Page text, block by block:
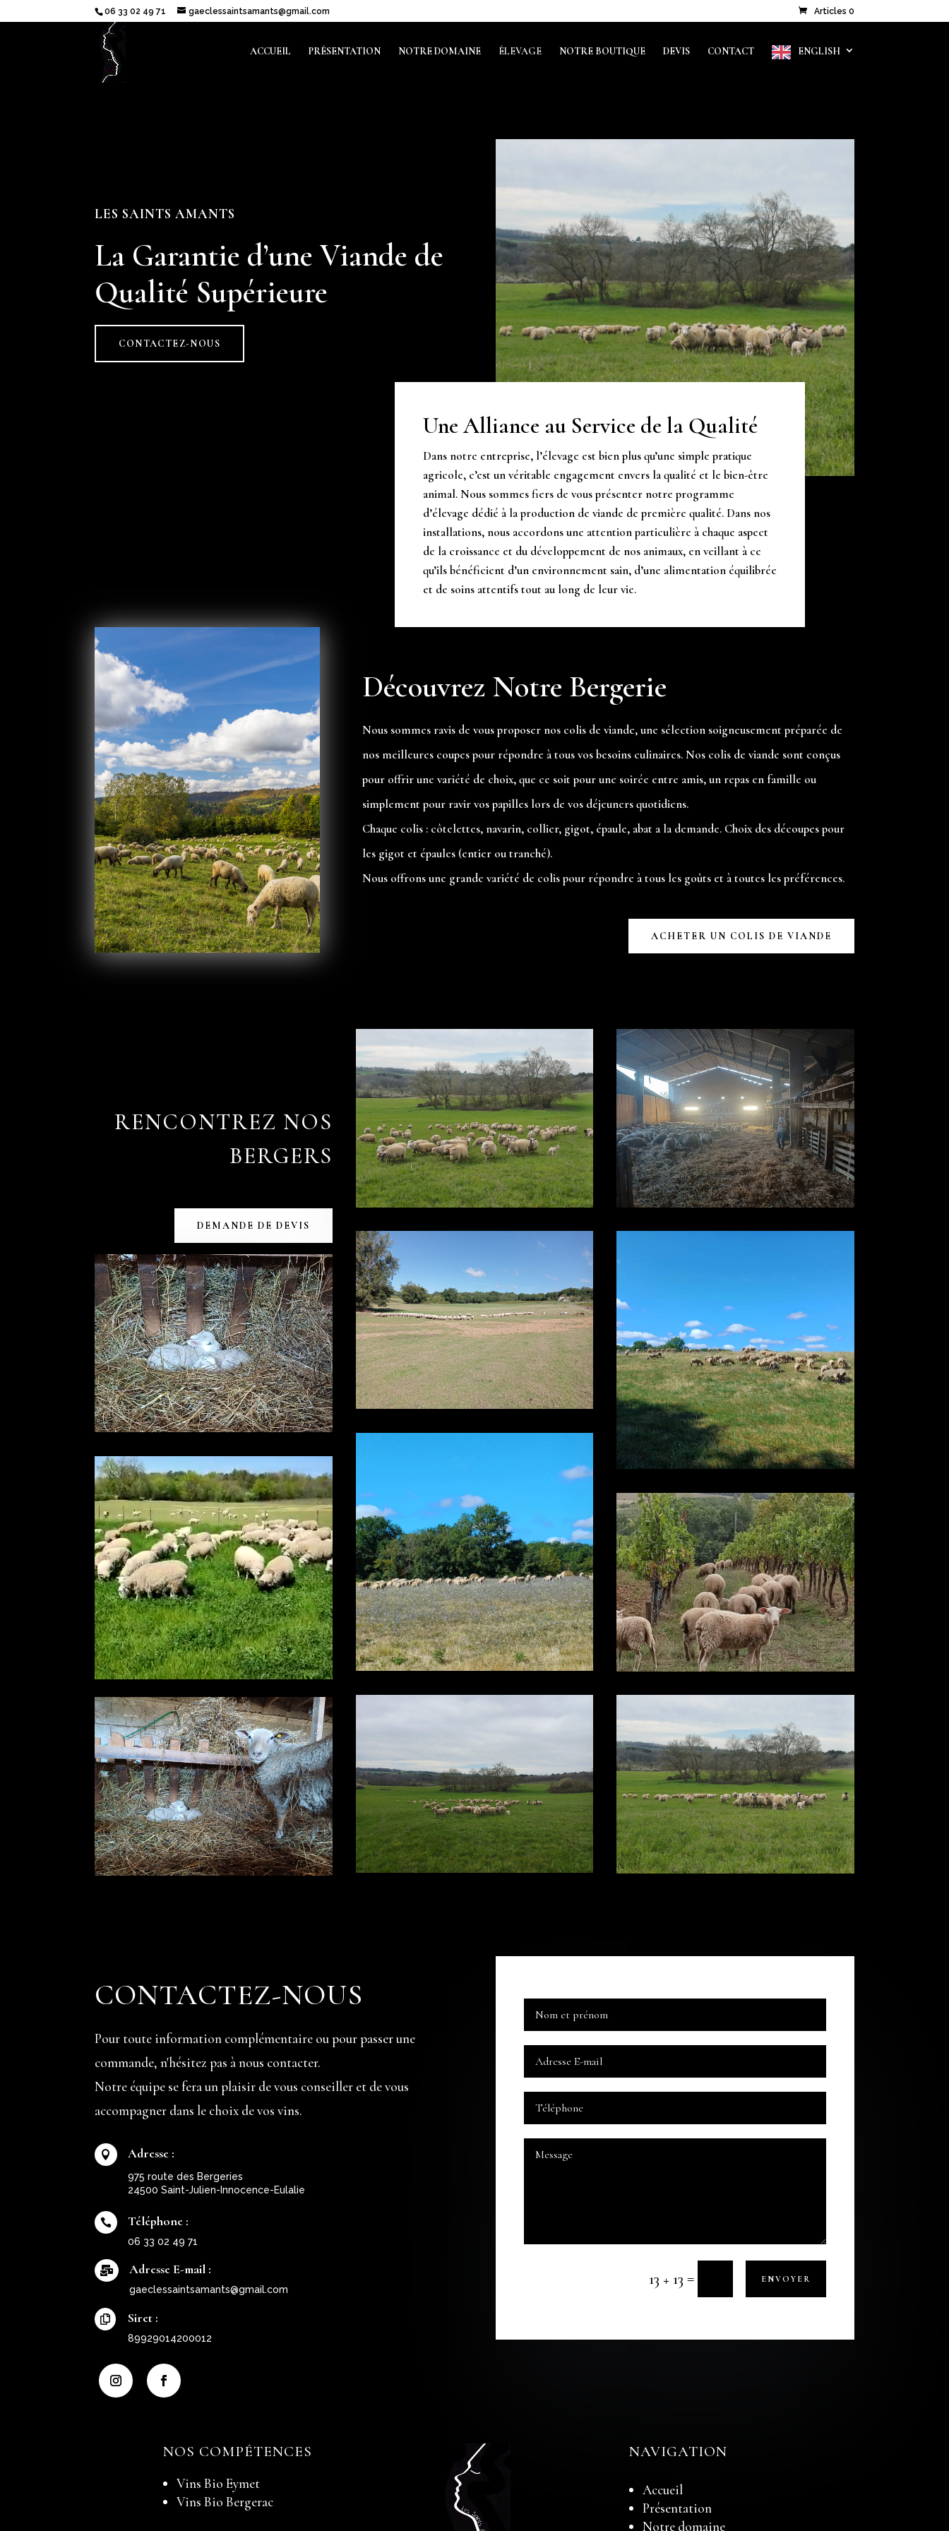
06 33 02 49 71 gaeclessaintsamants@gmail.com Articles 0
ACCUEIL PRÉSENTATION NOTRE DOMAINE ÉLEVAGE NOTRE BOUTIQUE DEVIS CONTACT ENGLISH
LES SAINTS AMANTS
La Garantie d’une Viande de
Qualité Supérieure
CONTACTEZ-NOUS
Une Alliance au Service de la Qualité
Dans notre entreprise, l’élevage est bien plus qu’une simple pratique
agricole, c’est un véritable engagement envers la qualité et le bien-être
animal. Nous sommes fiers de vous présenter notre programme
d’élevage dédié à la production de viande de première qualité. Dans nos
installations, nous accordons une attention particulière à chaque aspect
de la croissance et du développement de nos animaux, en veillant à ce
qu’ils bénéficient d’un environnement sain, d’une alimentation équilibrée
et de soins attentifs tout au long de leur vie.
Découvrez Notre Bergerie
Nous sommes ravis de vous proposer nos colis de viande, une sélection soigneusement préparée de
nos meilleures coupes pour répondre à tous vos besoins culinaires. Nos colis de viande sont conçus
pour offrir une variété de choix, que ce soit pour une soirée entre amis, un repas en famille ou
simplement pour ravir vos papilles lors de vos déjeuners quotidiens.
Chaque colis : côtelettes, navarin, collier, gigot, épaule, abat a la demande. Choix des découpes pour
les gigot et épaules (entier ou tranché).
Nous offrons une grande variété de colis pour répondre à tous les goûts et à toutes les préférences.
ACHETER UN COLIS DE VIANDE
RENCONTREZ NOS
BERGERS
DEMANDE DE DEVIS
Lecteur
vidéo
CONTACTEZ-NOUS
Pour toute information complémentaire ou pour passer une
commande, n'hésitez pas à nous contacter.
Notre équipe se fera un plaisir de vous conseiller et de vous
accompagner dans le choix de vos vins.
 Adresse :
975 route des Bergeries
24500 Saint-Julien-Innocence-Eulalie
 Téléphone :
06 33 02 49 71
 Adresse E-mail :
gaeclessaintsamants@gmail.com
 Siret :
89929014200012
13 + 13 = ENVOYER
NOS COMPÉTENCES
Vins Bio Eymet
Vins Bio Bergerac
NAVIGATION
Accueil
Présentation
Notre domaine